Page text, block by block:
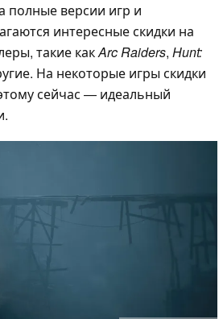
полные версии игр и
интересные скидки на
такие какArc Raiders, Hunt:
На некоторые игры скидки
сейчас — идеальный